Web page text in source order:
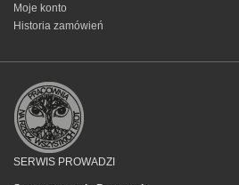
Moje konto
Historia zamówień
SERWIS PROWADZI